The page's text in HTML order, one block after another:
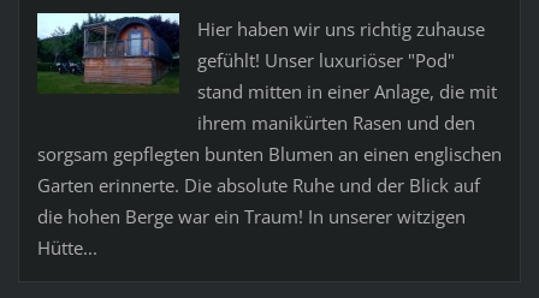
Hier haben wir uns richtig zuhause
gefühlt! Unser luxuriöser "Pod"
stand mitten in einer Anlage, die mit
ihrem manikürten Rasen und den
sorgsam gepflegten bunten Blumen an einen englischen
Garten erinnerte. Die absolute Ruhe und der Blick auf
die hohen Berge war ein Traum! In unserer witzigen
Hütte...